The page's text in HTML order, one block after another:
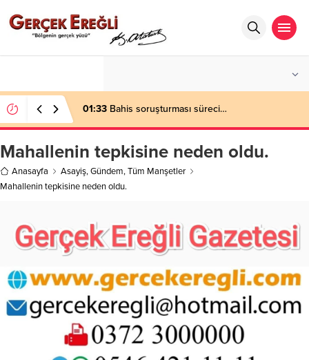
01:33 Bahis soruşturması süreci…
Mahallenin tepkisine neden oldu.
Anasayfa Asayiş,Gündem,Tüm Manşetler
Mahallenin tepkisine neden oldu.